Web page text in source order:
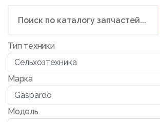
Тип техники
Марка
Модель